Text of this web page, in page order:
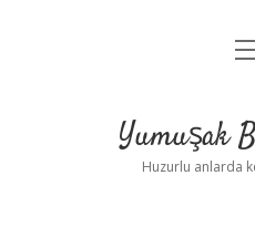
Yasal
Yumuşak
Huzurlu anlarda